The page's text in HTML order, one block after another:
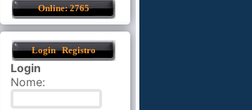
Online: 2765
Login Registro
Login
Nome: